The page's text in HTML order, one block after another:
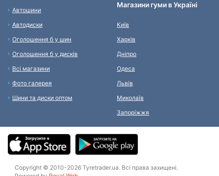
Автошини
Автодиски
Оголошення б у шин
Оголошення б у дисків
Всі магазини
Фото галерея
Шини та диски оптом
Магазини гуми в Україні
Київ
Харків
Дніпро
Одеса
Львів
Миколаїв
Запоріжжя
Copyright © 2010-2026 Tyretrader.ua. Всі права захищені.